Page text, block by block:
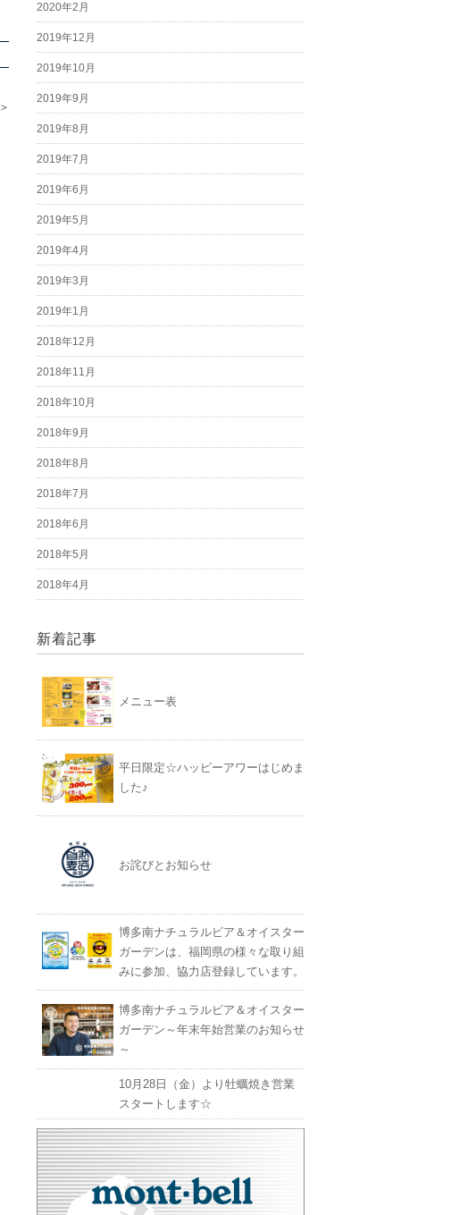
2020年2月
2019年12月
2019年10月
2019年9月
2019年8月
2019年7月
2019年6月
2019年5月
2019年4月
2019年3月
2019年1月
2018年12月
2018年11月
2018年10月
2018年9月
2018年8月
2018年7月
2018年6月
2018年5月
2018年4月
新着記事
メニュー表
平日限定☆ハッピーアワーはじめま
した♪
お詫びとお知らせ
博多南ナチュラルビア＆オイスター
ガーデンは、福岡県の様々な取り組
みに参加、協力店登録しています。
博多南ナチュラルビア＆オイスター
ガーデン～年末年始営業のお知らせ
～
10月28日（金）より牡蠣焼き営業
スタートします☆